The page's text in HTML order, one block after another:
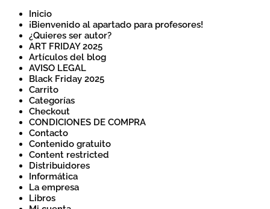
Inicio
¡Bienvenido al apartado para profesores!
¿Quieres ser autor?
ART FRIDAY 2025
Artículos del blog
AVISO LEGAL
Black Friday 2025
Carrito
Categorías
Checkout
CONDICIONES DE COMPRA
Contacto
Contenido gratuito
Content restricted
Distribuidores
Informática
La empresa
Libros